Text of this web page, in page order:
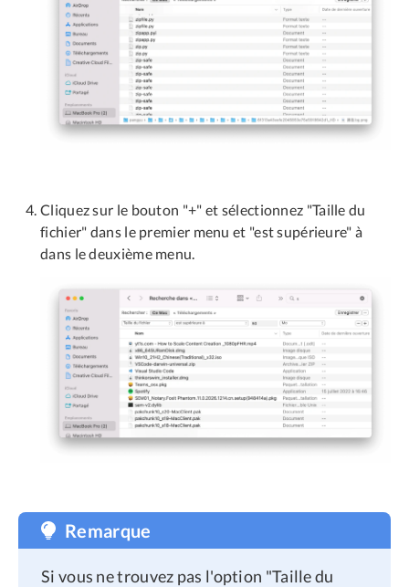
Cliquez sur le bouton "+" et sélectionnez "Taille du
fichier" dans le premier menu et "est supérieure" à
dans le deuxième menu.
Remarque
Si vous ne trouvez pas l'option "Taille du